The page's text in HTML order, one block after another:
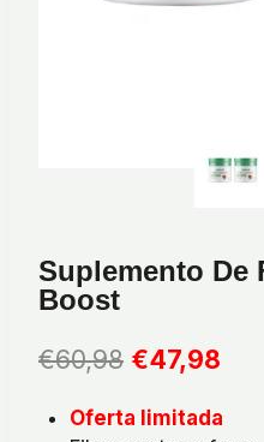
Suplemento De
Boost
€60,98 O
original
€47,98
atual
Oferta limitada